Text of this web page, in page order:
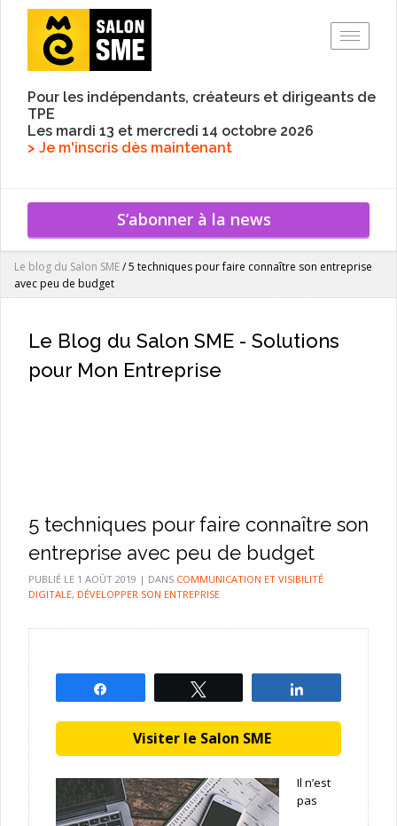
Pour les indépendants, créateurs et dirigeants de
TPE
Les mardi 13 et mercredi 14 octobre 2026
> Je m'inscris dès maintenant
S’abonner à la news
Le blog du Salon SME/5 techniques pour faire connaître son entreprise
avec peu de budget
Le Blog du Salon SME - Solutions
pour Mon Entreprise
5 techniques pour faire connaître son
entreprise avec peu de budget
PUBLIÉ LE 1 AOÛT 2019 | DANS COMMUNICATION ET VISIBILITÉ
DIGITALE, DÉVELOPPER SON ENTREPRISE
Visiter le Salon SME
Il n’est
pas